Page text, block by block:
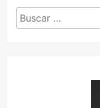
Buscar: